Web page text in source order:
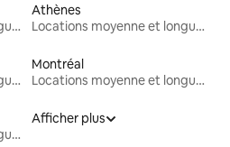
Locations moyenne et longue durée
Athènes
Locations moyenne et longue durée
Locations moyenne et longue durée
Montréal
Locations moyenne et longue durée
Locations moyenne et longue durée
Afficher plus